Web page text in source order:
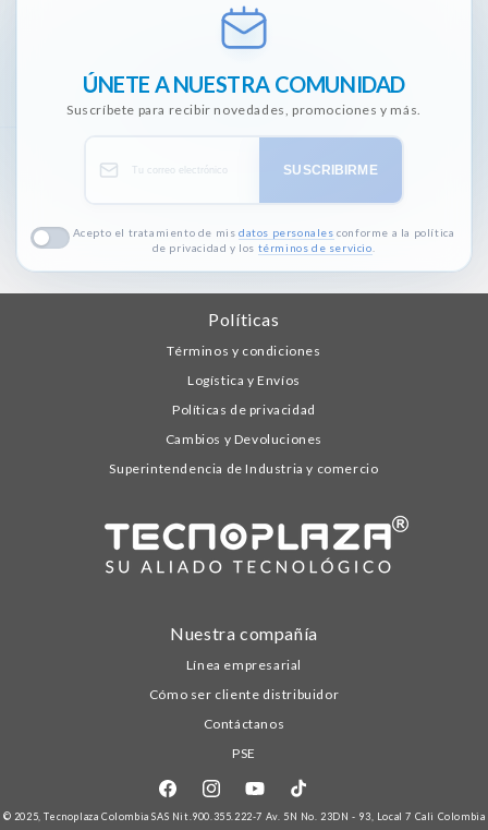
ÚNETE A NUESTRA COMUNIDAD
Suscríbete para recibir novedades, promociones y más.
SUSCRIBIRME
Acepto el tratamiento de mis datos personales conforme a la política
de privacidad y los términos de servicio.
Políticas
Términos y condiciones
Logística y Envíos
Políticas de privacidad
Cambios y Devoluciones
Superintendencia de Industria y comercio
Nuestra compañía
Línea empresarial
Cómo ser cliente distribuidor
Contáctanos
PSE
FacebookInstagram
YouTube
© 2025,Tecnoplaza Colombia SAS Nit.900.355.222-7 Av. 5N No. 23DN - 93, Local 7 Cali Colombia